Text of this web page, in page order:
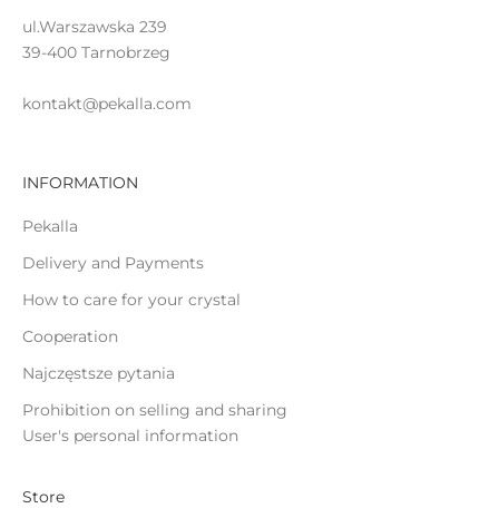
ul.Warszawska 239
39-400 Tarnobrzeg
kontakt@pekalla.com
INFORMATION
Pekalla
Delivery and Payments
How to care for your crystal
Cooperation
Najczęstsze pytania
Prohibition on selling and sharing
User's personal information
Store